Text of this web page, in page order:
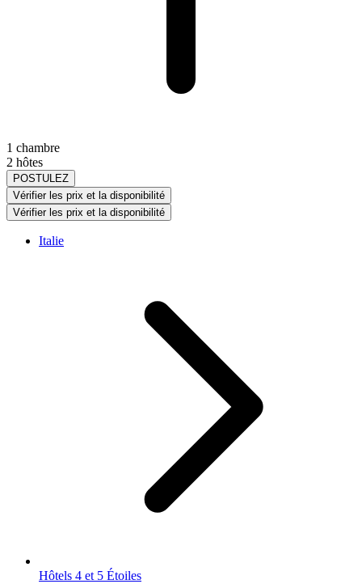
1 chambre
2 hôtes
POSTULEZ
Vérifier les prix et la disponibilité
Vérifier les prix et la disponibilité
Italie
Hôtels 4 et 5 Étoiles